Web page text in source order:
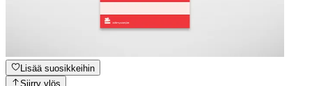
Lisää suosikkeihin
Siirry ylös